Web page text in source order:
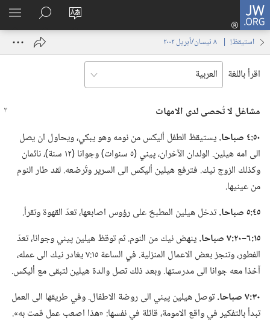
JW.ORG
تغيير
الموقع
تسجيل
الدخول
نافذة
البحث
في
JW.‎ORG
استيقظ‏!‏ | ‏‎ ٨‏ ‏‎نيسان/أبريل‏ ‎٢٠٠٢
اقرأ باللغة
مشاغل لا تُحصى لدى الامهات
٥٠:‏٤ صباحا.‏
يستيقظ الطفل أليكس من نومه وهو يبكي،‏ ويحاول ان يصل
الى امه هيلين.‏ الولدان الآخران،‏ پيني (‏٥ سنوات)‏ وجوانا (‏١٢ سنة)‏،‏ نائمان
وكذلك الزوج نيك.‏ فترفع هيلين أليكس الى السرير وتُرضعه.‏ لقد طار النوم
من عينيها.‏
٤٥:‏٥ صباحا.‏
تدخل هيلين المطبخ على رؤوس اصابعها،‏ تعدّ القهوة وتقرأ.‏
١٥:‏٦–‏٢٠:‏٧ صباحا.‏
ينهض نيك من النوم.‏ ثم توقظ هيلين پيني وجوانا،‏ تعدّ
الفطور،‏ وتنجز بعض الاعمال المنزلية.‏ في الساعة ١٥:‏٧ يغادر نيك الى عمله،‏
آخذا معه جوانا الى مدرستها.‏ وبعد ذلك تصل والدة هيلين لتبقى مع أليكس.‏
٣٠:‏٧ صباحا.‏
توصل هيلين پيني الى روضة الاطفال.‏ وفي طريقها الى العمل
تبدأ بالتفكير في واقع الامومة،‏ قائلة في نفسها:‏ «هذا اصعب عمل قمت به».‏